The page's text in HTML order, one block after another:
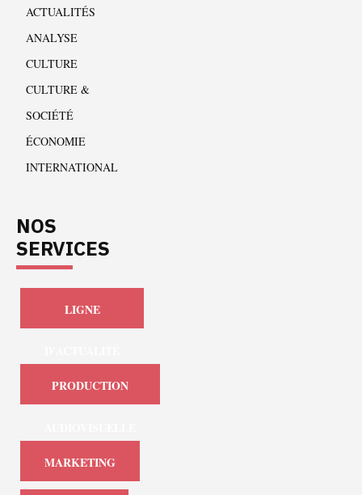
ACTUALITÉS
ANALYSE
CULTURE
CULTURE &
SOCIÉTÉ
ÉCONOMIE
INTERNATIONAL
NOS
SERVICES
LIGNE
PRODUCTION
MARKETING